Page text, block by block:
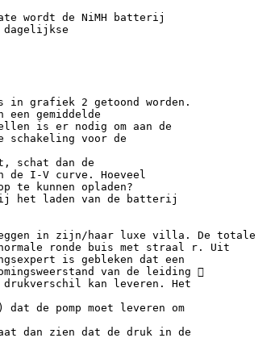
wordt de NiMH batterij
in grafiek 2 getoond worden.
gemiddelde
is er nodig om aan de
schakeling voor de
schat dan de
de I-V curve. Hoeveel
kunnen opladen?
het laden van de batterij
in zijn/haar luxe villa. De totale
ronde buis met straal r. Uit
is gebleken dat een
van de leiding 
drukverschil kan leveren. Het
de pomp moet leveren om
dan zien dat de druk in de